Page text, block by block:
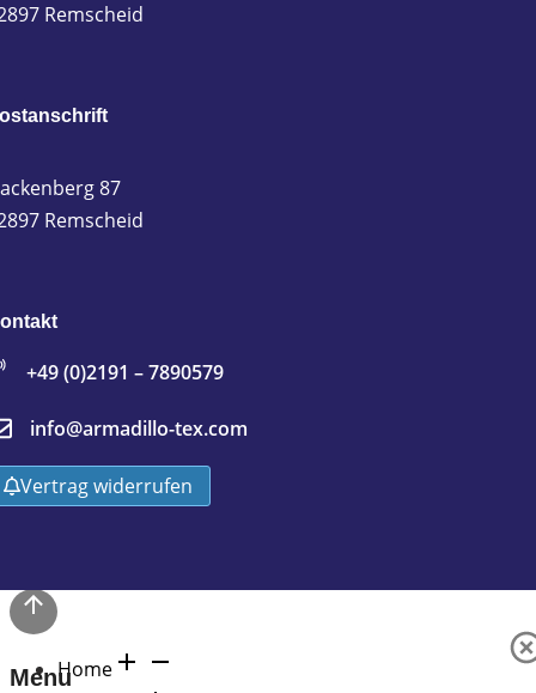
Remscheid
87
Remscheid
+49 (0)2191 – 7890579
info@armadillo-tex.com
Vertrag widerrufen
MenuHome